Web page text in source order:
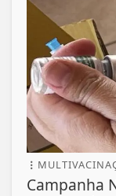
Campanha